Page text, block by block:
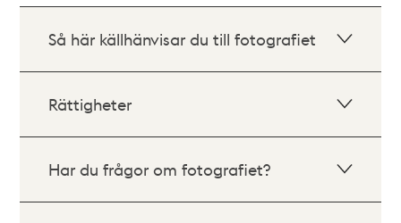
Så här källhänvisar du till fotografiet
Rättigheter
Har du frågor om fotografiet?